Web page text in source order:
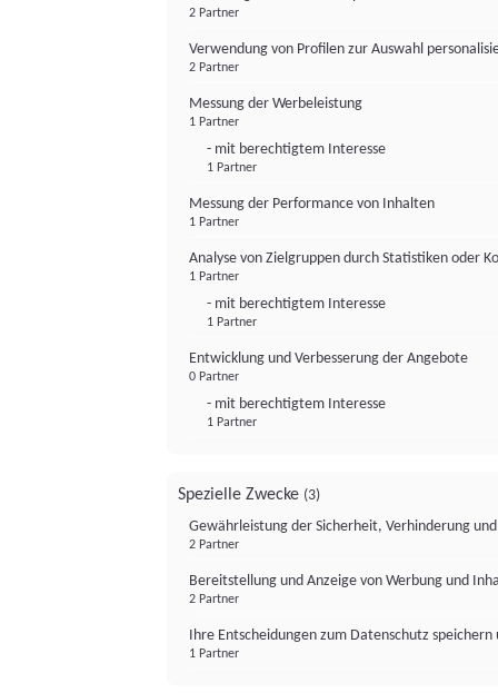
2 Partner
Verwendung von Profilen zur Auswahl
2 Partner
Messung der Werbeleistung
1 Partner
- mit berechtigtem Interesse
1 Partner
Messung der Performance von Inhalten
1 Partner
Analyse von Zielgruppen durch Statistiken oder
1 Partner
- mit berechtigtem Interesse
1 Partner
Entwicklung und Verbesserung der Angebote
0 Partner
- mit berechtigtem Interesse
1 Partner
Spezielle Zwecke (3)
Gewährleistung der Sicherheit, Verhinderung
2 Partner
Bereitstellung und Anzeige von Werbung und
2 Partner
Ihre Entscheidungen zum Datenschutz
1 Partner